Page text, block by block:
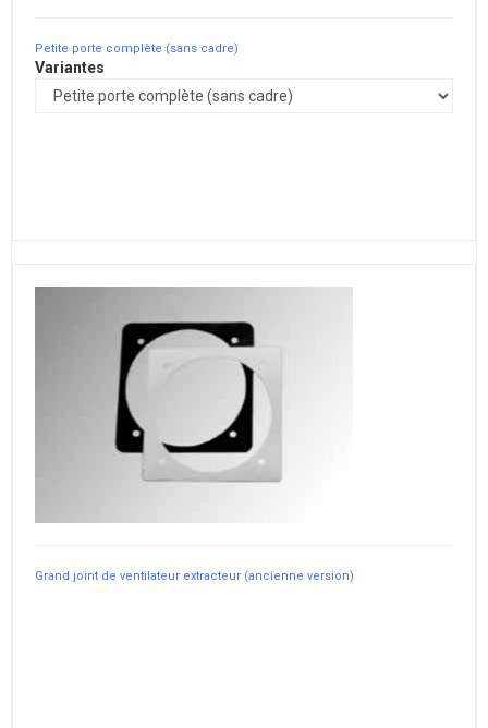
Petite porte complète (sans cadre)
Variantes
Grand joint de ventilateur extracteur (ancienne version)